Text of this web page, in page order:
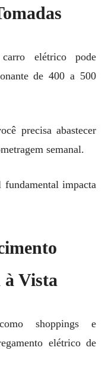
elétrico pode
de 400 a 500
precisa abastecer
semanal.
fundamental impacta
Vista
shoppings e
elétrico de